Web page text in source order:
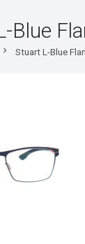
Blue
chevron_right Stuart L-Blue